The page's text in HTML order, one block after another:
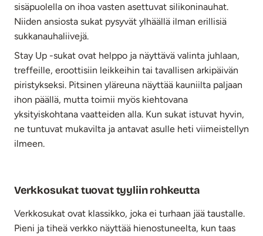
sisäpuolella on ihoa vasten asettuvat silikoninauhat.
Niiden ansiosta sukat pysyvät ylhäällä ilman erillisiä
sukkanauhaliivejä.
Stay Up -sukat ovat helppo ja näyttävä valinta juhlaan,
treffeille, eroottisiin leikkeihin tai tavallisen arkipäivän
piristykseksi. Pitsinen yläreuna näyttää kauniilta paljaan
ihon päällä, mutta toimii myös kiehtovana
yksityiskohtana vaatteiden alla. Kun sukat istuvat hyvin,
ne tuntuvat mukavilta ja antavat asulle heti viimeistellyn
ilmeen.
Verkkosukat tuovat tyyliin rohkeutta
Verkkosukat ovat klassikko, joka ei turhaan jää taustalle.
Pieni ja tiheä verkko näyttää hienostuneelta, kun taas